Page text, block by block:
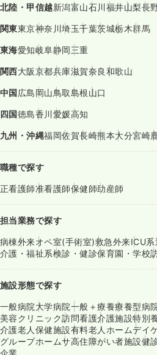
北陸・甲信越新潟富山石川福井山梨長
関東東京神奈川埼玉千葉茨城栃木群馬
東海愛知岐阜静岡三重
関西大阪京都兵庫滋賀奈良和歌山
中国広島岡山鳥取島根山口
四国徳島香川愛媛高知
九州・沖縄福岡佐賀長崎熊本大分宮崎
職種で探す
正看護師准看護師保健師助産師
担当業務で探す
病棟外来オペ室(手術室)救急外来ICU系
介護・福祉系検診・健診保育園・学校
施設形態で探す
一般病院大学病院一般＋療養療養型病
美容クリニック訪問看護介護施設特別
介護老人保健施設有料老人ホームデイ
グループホームサ高住障がい者施設健